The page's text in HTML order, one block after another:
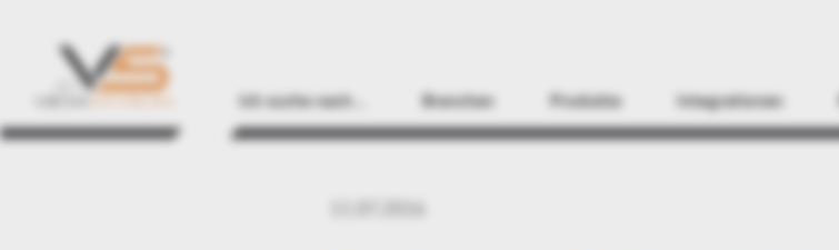
Ich suche nach… Branchen Produkte Integrationen